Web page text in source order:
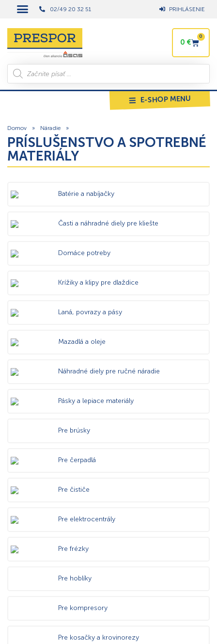
02/49 20 32 51 PRIHLÁSENIE
0 €
0
E-SHOP MENU
Domov » Náradie »
PRÍSLUŠENSTVO A SPOTREBNÉ
MATERIÁLY
Batérie a nabíjačky
Časti a náhradné diely pre kliešte
Domáce potreby
Krížiky a klipy pre dlaždice
Laná, povrazy a pásy
Mazadlá a oleje
Náhradné diely pre ručné náradie
Pásky a lepiace materiály
Pre brúsky
Pre čerpadlá
Pre čističe
Pre elektrocentrály
Pre frézky
Pre hoblíky
Pre kompresory
Pre kosačky a krovinorezy